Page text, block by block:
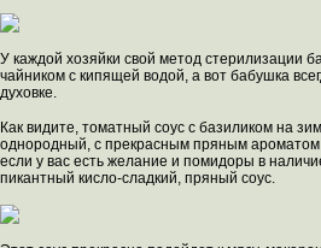
У каждой хозяйки свой метод стерилизации
чайником с кипящей водой, а вот бабушка
духовке.
Как видите, томатный соус с базиликом на
однородный, с прекрасным пряным
если у вас есть желание и помидоры в
пикантный кисло-сладкий, пряный соус.